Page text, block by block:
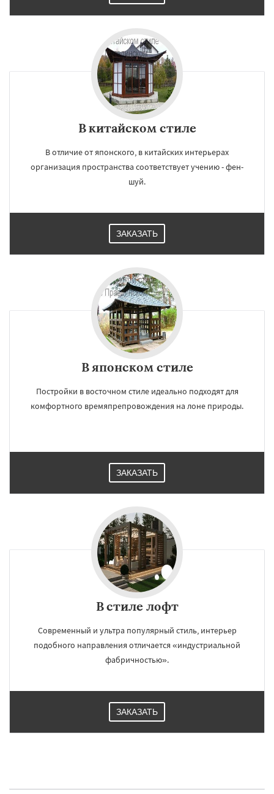
В китайском стиле
В отличие от японского, в китайских интерьерах
организация пространства соответствует учению - фен-
шуй.
ЗАКАЗАТЬ
В японском стиле
Постройки в восточном стиле идеально подходят для
комфортного времяпрепровождения на лоне природы.
ЗАКАЗАТЬ
В стиле лофт
Современный и ультра популярный стиль, интерьер
подобного направления отличается «индустриальной
фабричностью».
ЗАКАЗАТЬ